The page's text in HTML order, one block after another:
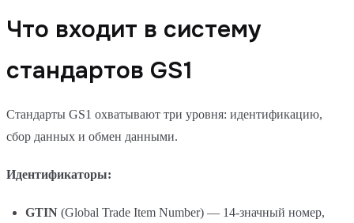
Что входит в систему
стандартов GS1
Стандарты GS1 охватывают три уровня: идентификацию,
сбор данных и обмен данными.
Идентификаторы:
GTIN (Global Trade Item Number) — 14-значный номер,